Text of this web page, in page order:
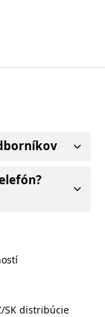
SK distribúcie